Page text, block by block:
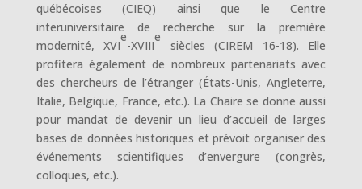
québécoises (CIEQ) ainsi que le Centre
interuniversitaire de recherche sur la première
modernité, XVI
e
-XVIII
e
siècles (CIREM 16-18). Elle
profitera également de nombreux partenariats avec
des chercheurs de l’étranger (États-Unis, Angleterre,
Italie, Belgique, France, etc.). La Chaire se donne aussi
pour mandat de devenir un lieu d’accueil de larges
bases de données historiques et prévoit organiser des
événements scientifiques d’envergure (congrès,
colloques, etc.).